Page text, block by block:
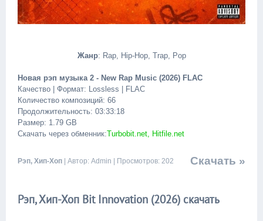
Жанр: Rap, Hip-Hop, Trap, Pop
Новая рэп музыка 2 - New Rap Music (2026) FLAC
Качество | Формат: Lossless | FLAC
Количество композиций: 66
Продолжительность: 03:33:18
Размер: 1.79 GB
Скачать через обменник:Turbobit.net, Hitfile.net
Скачать »
Рэп, Хип-Хоп | Автор: Admin | Просмотров: 202
Рэп, Хип-Хоп Bit Innovation (2026) скачать